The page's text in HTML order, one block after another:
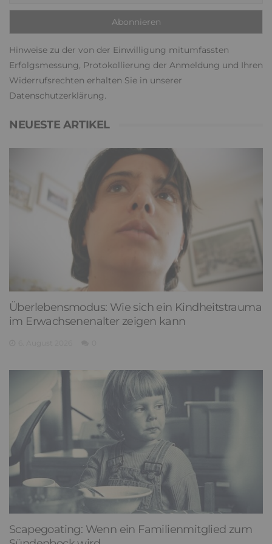
Hinweise zu der von der Einwilligung mitumfassten
Erfolgsmessung, Protokollierung der Anmeldung und Ihren
Widerrufsrechten erhalten Sie in unserer
Datenschutzerklärung.
NEUESTE ARTIKEL
Überlebensmodus: Wie sich ein Kindheitstrauma
im Erwachsenenalter zeigen kann
Scapegoating: Wenn ein Familienmitglied zum